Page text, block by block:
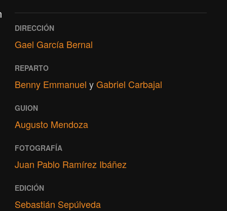
DIRECCIÓN
Gael García Bernal
REPARTO
Benny Emmanuel yGabriel Carbajal
GUION
Augusto Mendoza
FOTOGRAFÍA
Juan Pablo Ramírez Ibáñez
EDICIÓN
Sebastián Sepúlveda